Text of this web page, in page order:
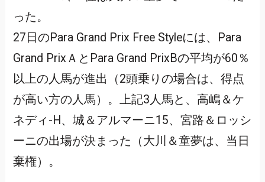
った。
27日のPara Grand Prix Free Styleには、Para
Grand PrixＡとPara Grand PrixBの平均が60％
以上の人馬が進出（2頭乗りの場合は、得点
が高い方の人馬）。上記3人馬と、高嶋＆ケ
ネディ-H、城＆アルマーニ15、宮路＆ロッシ
ーニの出場が決まった（大川＆童夢は、当日
棄権）。